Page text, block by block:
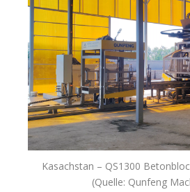
Kasachstan – QS1300
(Quelle: Qunfeng